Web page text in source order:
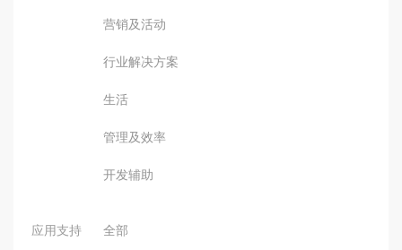
营销及活动
行业解决方案
生活
管理及效率
开发辅助
应用支持 全部